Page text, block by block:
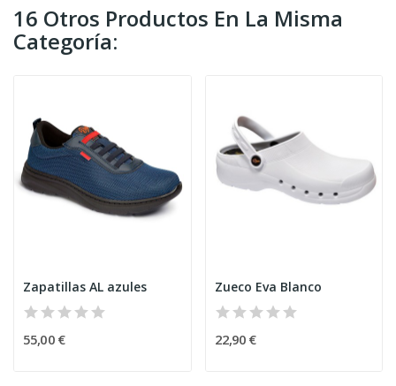
16 Otros Productos En La Misma
Categoría:
Zapatillas AL azules
55,00 €
Zueco Eva Blanco
22,90 €